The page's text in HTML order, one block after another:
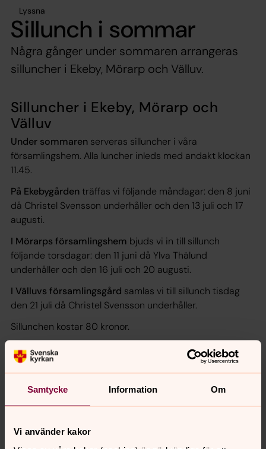
Samtycke Information Om
Vi använder kakor
Lyssna
Sillunch i sommar
Några gånger under sommaren arrangeras
silluncher i Ekeby, Mörarp och Välluv.
Silluncher i Ekeby, Mörarp och
Välluv
Under sommaren serveras silluncher i våra
församlingshem. Alla luncher inleds med andakt klockan
11.45.
På Ekebygårdenträffas vi följande måndagar: den 8 juni
då Christel Svensson underhåller och den 13 juli och 17
augusti.
I Mörarps församlingshem bjuds vi in till sillunch
följande torsdagar: den 11 juni då Ylva Thälund
underhåller och den 16 juli och 20 augusti.
I Välluvs församlingsgård samlas vi till sillunch tisdag
den 21 juli då Christel Svensson underhåller.
Sillunchen kostar 80 kronor.
Välkommen!
Synpunkter eller frågor på sidans